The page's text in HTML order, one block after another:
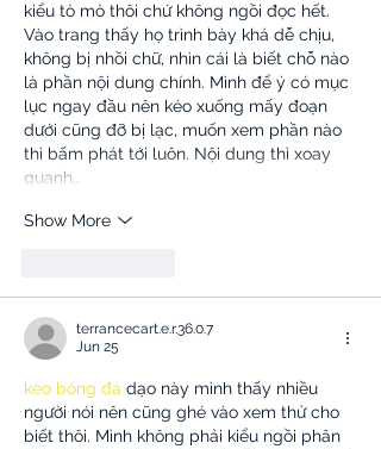
kiểu tò mò thôi chứ không ngồi đọc hết.
Vào trang thấy họ trình bày khá dễ chịu,
không bị nhồi chữ, nhìn cái là biết chỗ nào
là phần nội dung chính. Mình để ý có mục
lục ngay đầu nên kéo xuống mấy đoạn
dưới cũng đỡ bị lạc, muốn xem phần nào
thì bấm phát tới luôn. Nội dung thì xoay
quanh…
Show More
terrancecart.e.r.36.0.7
Jun 25
kèo bóng đá dạo này mình thấy nhiều
người nói nên cũng ghé vào xem thử cho
biết thôi. Mình không phải kiểu ngồi phân